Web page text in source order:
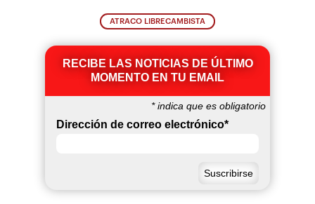
ATRACO LIBRECAMBISTA
RECIBE LAS NOTICIAS DE ÚLTIMO
MOMENTO EN TU EMAIL
*indica que es obligatorio
Dirección de correo electrónico*